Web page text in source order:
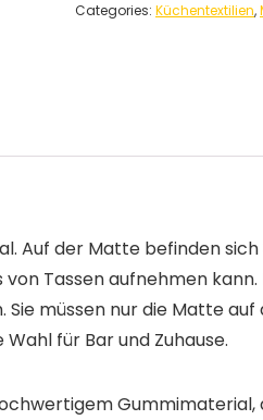
Categories: Küchentextilien,
der Matte befinden
Tassen aufnehmen
müssen nur die Matte
für Bar und Zuhause.